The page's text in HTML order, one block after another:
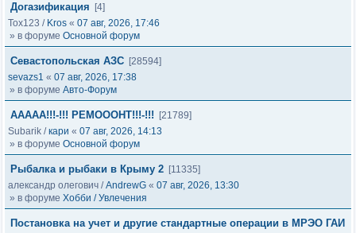
Догазификация
[4]
Tox123 / Kros « 07 авг, 2026, 17:46
» в форуме Основной форум
Севастопольская АЗС [28594]
sevazs1 « 07 авг, 2026, 17:38
» в форуме Авто-Форум
ААААА!!!-!!! РЕМОООНТ!!!-!!!
[21789]
Subarik /кари « 07 авг, 2026, 14:13
» в форуме Основной форум
Рыбалка и рыбаки в Крыму 2 [11335]
александр олегович /AndrewG « 07 авг, 2026, 13:30
» в форуме Хобби / Увлечения
Постановка на учет и другие стандартные операции в МРЭО ГАИ